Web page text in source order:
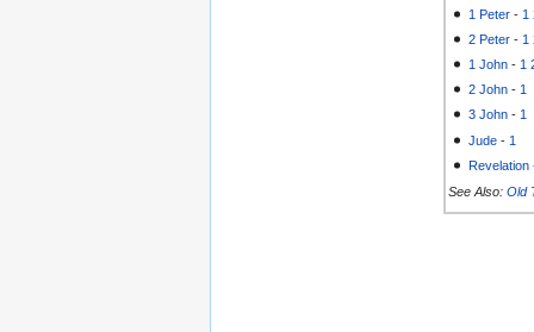
1 Peter - 1
2 Peter - 1
1 John - 1
2 John - 1
3 John -1
Jude - 1
Revelation
See Also: Old